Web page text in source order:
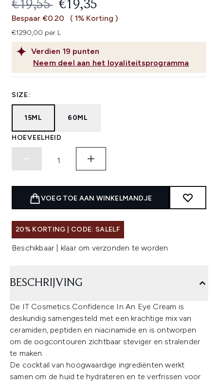
Dezelfde
paginalink.
Verdien 19 punten
Neem deel aan het loyaliteitsprogramma
RECOMMENDED RETAIL PRICE:
€19,55 HUIDIGE PRIJS:
€19,35
Bespaar €0.20 ( 1% Korting )
€1290,00 per L
SIZE:
15ML 60ML
HOEVEELHEID
VOEG TOE AAN WINKELMANDJE
20% KORTING | CODE: SALELF
Beschikbaar | klaar om verzonden te worden
BESCHRIJVING
De IT Cosmetics Confidence In An Eye Cream is
deskundig samengesteld met een krachtige mix van
ceramiden, peptiden en niacinamide en is ontworpen
om de oogcontouren zichtbaar steviger en stralender
te maken.
De cocktail van hoogwaardige ingrediënten werkt
samen om de huid te hydrateren en te verfrissen voor